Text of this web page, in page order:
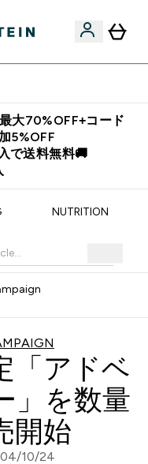
大70%OFF+コード
5%OFF
で送料無料🚚
NUTRITION
「アドベ
」を数量
開始
04/10/24